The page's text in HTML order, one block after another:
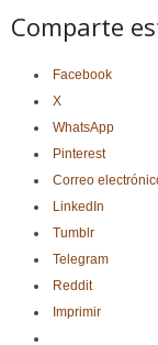
Comparte
Facebook
X
WhatsApp
Pinterest
Correo
LinkedIn
Tumblr
Telegram
Reddit
Imprimir